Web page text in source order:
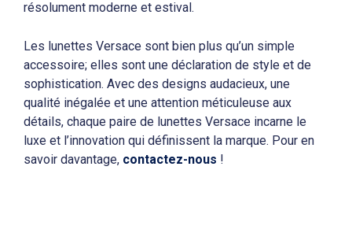
résolument moderne et estival.
Les lunettes Versace sont bien plus qu’un simple
accessoire; elles sont une déclaration de style et de
sophistication. Avec des designs audacieux, une
qualité inégalée et une attention méticuleuse aux
détails, chaque paire de lunettes Versace incarne le
luxe et l’innovation qui définissent la marque. Pour en
savoir davantage, contactez-nous !